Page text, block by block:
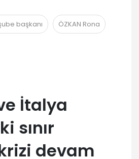
başkanı ÖZKAN Rona
İtalya
sınır
devam